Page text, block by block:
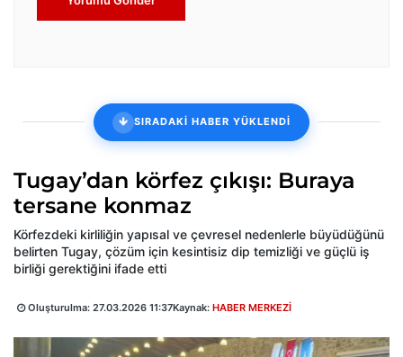
SIRADAKİ HABER YÜKLENDİ
Tugay’dan körfez çıkışı: Buraya
tersane konmaz
Körfezdeki kirliliğin yapısal ve çevresel nedenlerle büyüdüğünü
belirten Tugay, çözüm için kesintisiz dip temizliği ve güçlü iş
birliği gerektiğini ifade etti
Oluşturulma: 27.03.2026 11:37Kaynak: HABER MERKEZİ